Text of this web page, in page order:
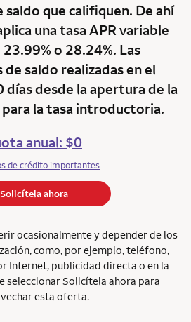
que califiquen. De ahí
una tasa APR variable
o 28.24%. Las
saldo realizadas en el
desde la apertura de la
la tasa introductoria.
anual: $0
de crédito importantes
Solicítela ahora
ocasionalmente y depender de los
como, por ejemplo, teléfono,
Internet, publicidad directa o en la
seleccionar Solicítela ahora para
esta oferta.